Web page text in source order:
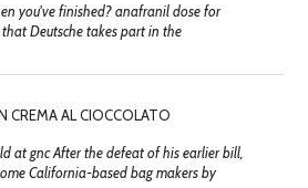
you've finished? anafranil dose for
Deutsche takes part in the
CREMA AL CIOCCOLATO
at gnc After the defeat of his earlier bill,
California-based bag makers by